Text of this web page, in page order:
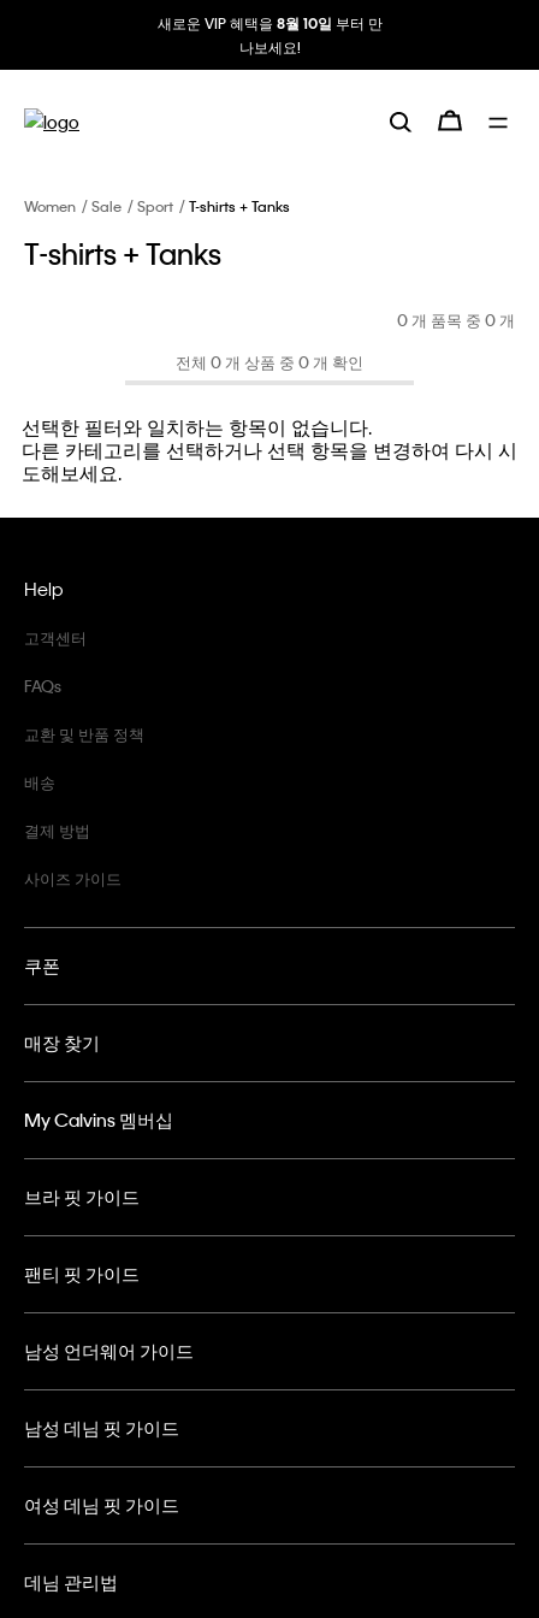
새로운 VIP 혜택을 8월 10일 부터 만
나보세요!
Women Sale Sport T-shirts + Tanks
T-shirts + Tanks
0 개 품목 중 0 개
전체 0 개 상품 중 0 개 확인
선택한 필터와 일치하는 항목이 없습니다.
다른 카테고리를 선택하거나 선택 항목을 변경하여 다시 시
도해보세요.
Help
고객센터
FAQs
교환 및 반품 정책
배송
결제 방법
사이즈 가이드
쿠폰
매장 찾기
My Calvins 멤버십
브라 핏 가이드
팬티 핏 가이드
남성 언더웨어 가이드
남성 데님 핏 가이드
여성 데님 핏 가이드
데님 관리법